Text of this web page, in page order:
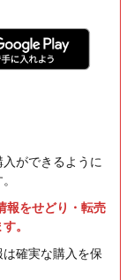
ができるように
報をせどり・転売
。
確実な購入を保